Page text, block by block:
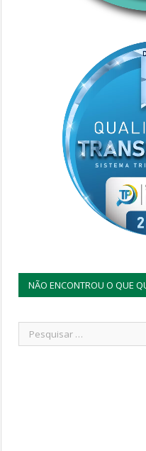
NÃO ENCONTROU O QUE